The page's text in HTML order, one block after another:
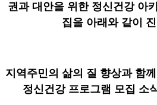
권과 대안을 위한 정신건강 아
집을 아래와 같이
지역주민의 삶의 질 향상과 함
정신건강 프로그램 모집 소